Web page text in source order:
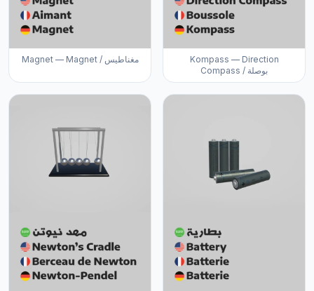
Magnet — Magnet / مغناطيس
Kompass — Direction
Compass / بوصلة